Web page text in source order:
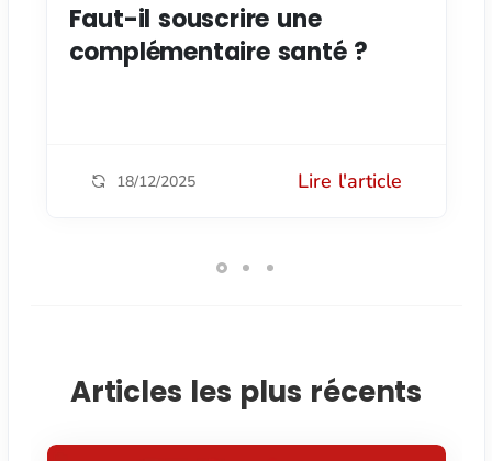
Faut-il souscrire une
complémentaire santé ?
18/12/2025 Lire l'article
Articles les plus récents